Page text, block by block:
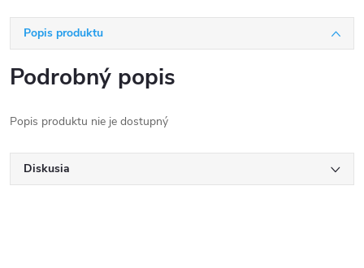
Popis produktu
Podrobný popis
Popis produktu nie je dostupný
Diskusia